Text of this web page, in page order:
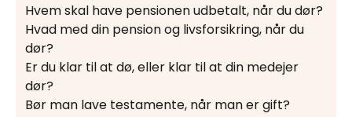
Hvem skal have pensionen udbetalt, når du dør?
Hvad med din pension og livsforsikring, når du
dør?
Er du klar til at dø, eller klar til at din medejer
dør?
Bør man lave testamente, når man er gift?